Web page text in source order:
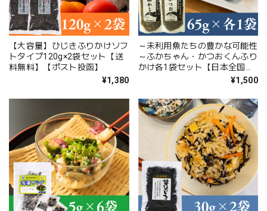
【大容量】ひじきふりかけソフ
トタイプ120g×2袋セット【送
料無料】【ポスト投函】
¥1,380
～未利用魚たちの豊かな可能性
～ふかちゃん・かつおくんふり
かけ各1袋セット【日本全国送
料無料】【ポスト投函】【大分
発】【SDGs】
¥1,500